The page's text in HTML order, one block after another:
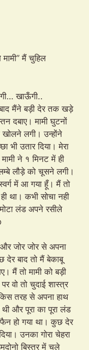
मैं चुहिल
खाऊँगी..
मैंने बड़ी देर तक खड़े
दबाए। मामी घुटनों
लगी। उन्होंने
भी उतार दिया। मेरा
ने १ मिनट में ही
लौड़े को चूसने लगी।
में आ गया हूँ। मैं तो
था। कभी सोचा नही
लंड अपने रसीले
जोर जोर से अपना
बाद तो मैं बेकाबू
मैं तो मामी को बड़ी
वो तो चुदाई शास्त्र
तरह से अपना हाथ
और पूरा का पूरा लंड
हो गया था। कुछ देर
उनका गोरा चेहरा
बिस्तर में चले